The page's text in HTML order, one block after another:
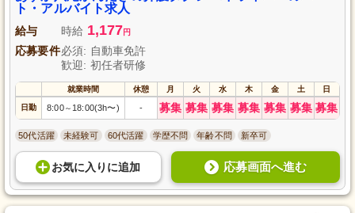
笑顔を届けるこの仕事で、地域社会に貢献しながら新たなキャリアを築きま
しょう。
ト・アルバイト求人
給与 時給 1,177円
応募要件必須: 自動車免許
歓迎: 初任者研修
就業時間 休憩 月 火 水 木 金 土 日
日勤 8:00～ 18:00(3h〜) - 募集 募集 募集 募集 募集 募集 募集
50代活躍 未経験可 60代活躍 学歴不問 年齢不問 新卒可
お気に入り に追加 応募画面へ進む